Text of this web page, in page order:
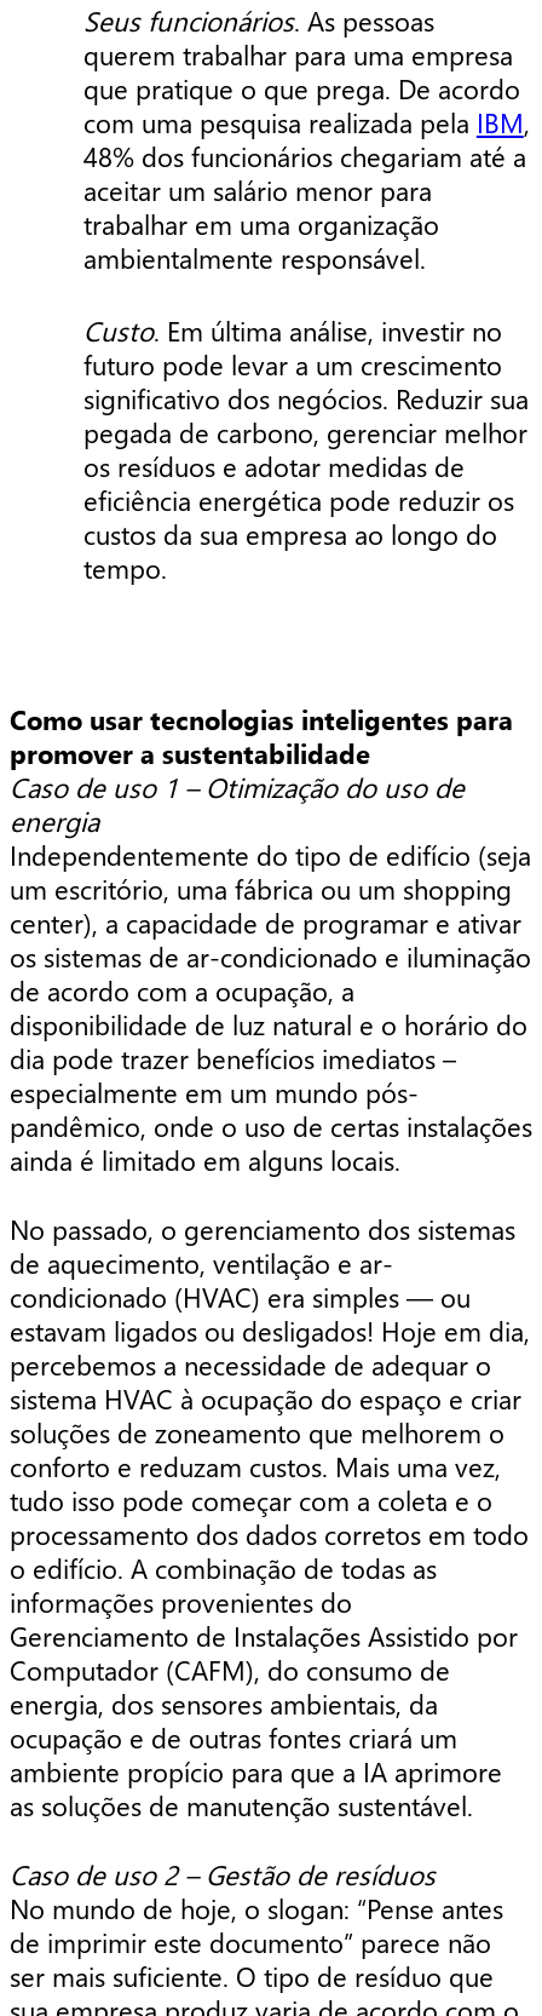
Seus funcionários. As pessoas
querem trabalhar para uma empresa
que pratique o que prega. De acordo
com uma pesquisa realizada pela IBM,
48% dos funcionários chegariam até a
aceitar um salário menor para
trabalhar em uma organização
ambientalmente responsável.
Custo. Em última análise, investir no
futuro pode levar a um crescimento
significativo dos negócios. Reduzir sua
pegada de carbono, gerenciar melhor
os resíduos e adotar medidas de
eficiência energética pode reduzir os
custos da sua empresa ao longo do
tempo.
Como usar tecnologias inteligentes para
promover a sustentabilidade
Caso de uso 1 – Otimização do uso de
energia
Independentemente do tipo de edifício (seja
um escritório, uma fábrica ou um shopping
center), a capacidade de programar e ativar
os sistemas de ar-condicionado e iluminação
de acordo com a ocupação, a
disponibilidade de luz natural e o horário do
dia pode trazer benefícios imediatos –
especialmente em um mundo pós-
pandêmico, onde o uso de certas instalações
ainda é limitado em alguns locais.
No passado, o gerenciamento dos sistemas
de aquecimento, ventilação e ar-
condicionado (HVAC) era simples — ou
estavam ligados ou desligados! Hoje em dia,
percebemos a necessidade de adequar o
sistema HVAC à ocupação do espaço e criar
soluções de zoneamento que melhorem o
conforto e reduzam custos. Mais uma vez,
tudo isso pode começar com a coleta e o
processamento dos dados corretos em todo
o edifício. A combinação de todas as
informações provenientes do
Gerenciamento de Instalações Assistido por
Computador (CAFM), do consumo de
energia, dos sensores ambientais, da
ocupação e de outras fontes criará um
ambiente propício para que a IA aprimore
as soluções de manutenção sustentável.
Caso de uso 2 – Gestão de resíduos
No mundo de hoje, o slogan: “Pense antes
de imprimir este documento” parece não
ser mais suficiente. O tipo de resíduo que